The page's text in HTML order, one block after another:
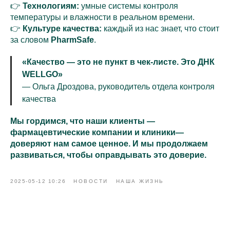
👉 Технологиям: умные системы контроля
температуры и влажности в реальном времени.
👉 Культуре качества: каждый из нас знает, что стоит
за словом PharmSafe.
«Качество — это не пункт в чек-листе. Это ДНК
WELLGO»
— Ольга Дроздова, руководитель отдела контроля
качества
Мы гордимся, что наши клиенты —
фармацевтические компании и клиники—
доверяют нам самое ценное. И мы продолжаем
развиваться, чтобы оправдывать это доверие.
2025-05-12 10:26 НОВОСТИ НАША ЖИЗНЬ